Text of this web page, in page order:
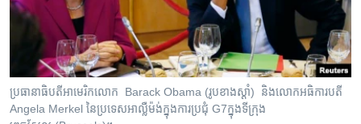
រចនា
ទៅ​
Khmer English
បណ្តាញ​សង្គម
ប្រធានាធិបតី​​​អាមេរិក​​​លោក​​​ Barack Obama (រូប​​​ខាង​​​ស្ដាំ​​​) និង​​​លោក​​​អធិការបតី​​​
Angela Merkel​​​ នៃ​​​ប្រទេស​​​អាល្លឺម៉ង់​​​ក្នុង​​​ការ​​​ប្រជុំ​​​ G7​​​ក្នុង​​​ទីក្រុង​​​​